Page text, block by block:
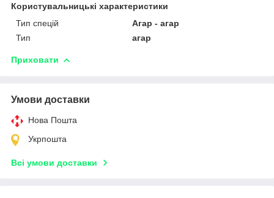
Користувальницькі характеристики
Тип спецій
Агар - агар
Тип
агар
Приховати
Умови доставки
Нова Пошта
Укрпошта
Всі умови доставки